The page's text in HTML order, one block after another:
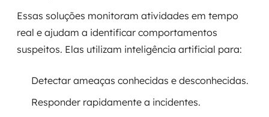
Essas soluções monitoram atividades em tempo
real e ajudam a identificar comportamentos
suspeitos. Elas utilizam inteligência artificial para:
Detectar ameaças conhecidas e desconhecidas.
Responder rapidamente a incidentes.